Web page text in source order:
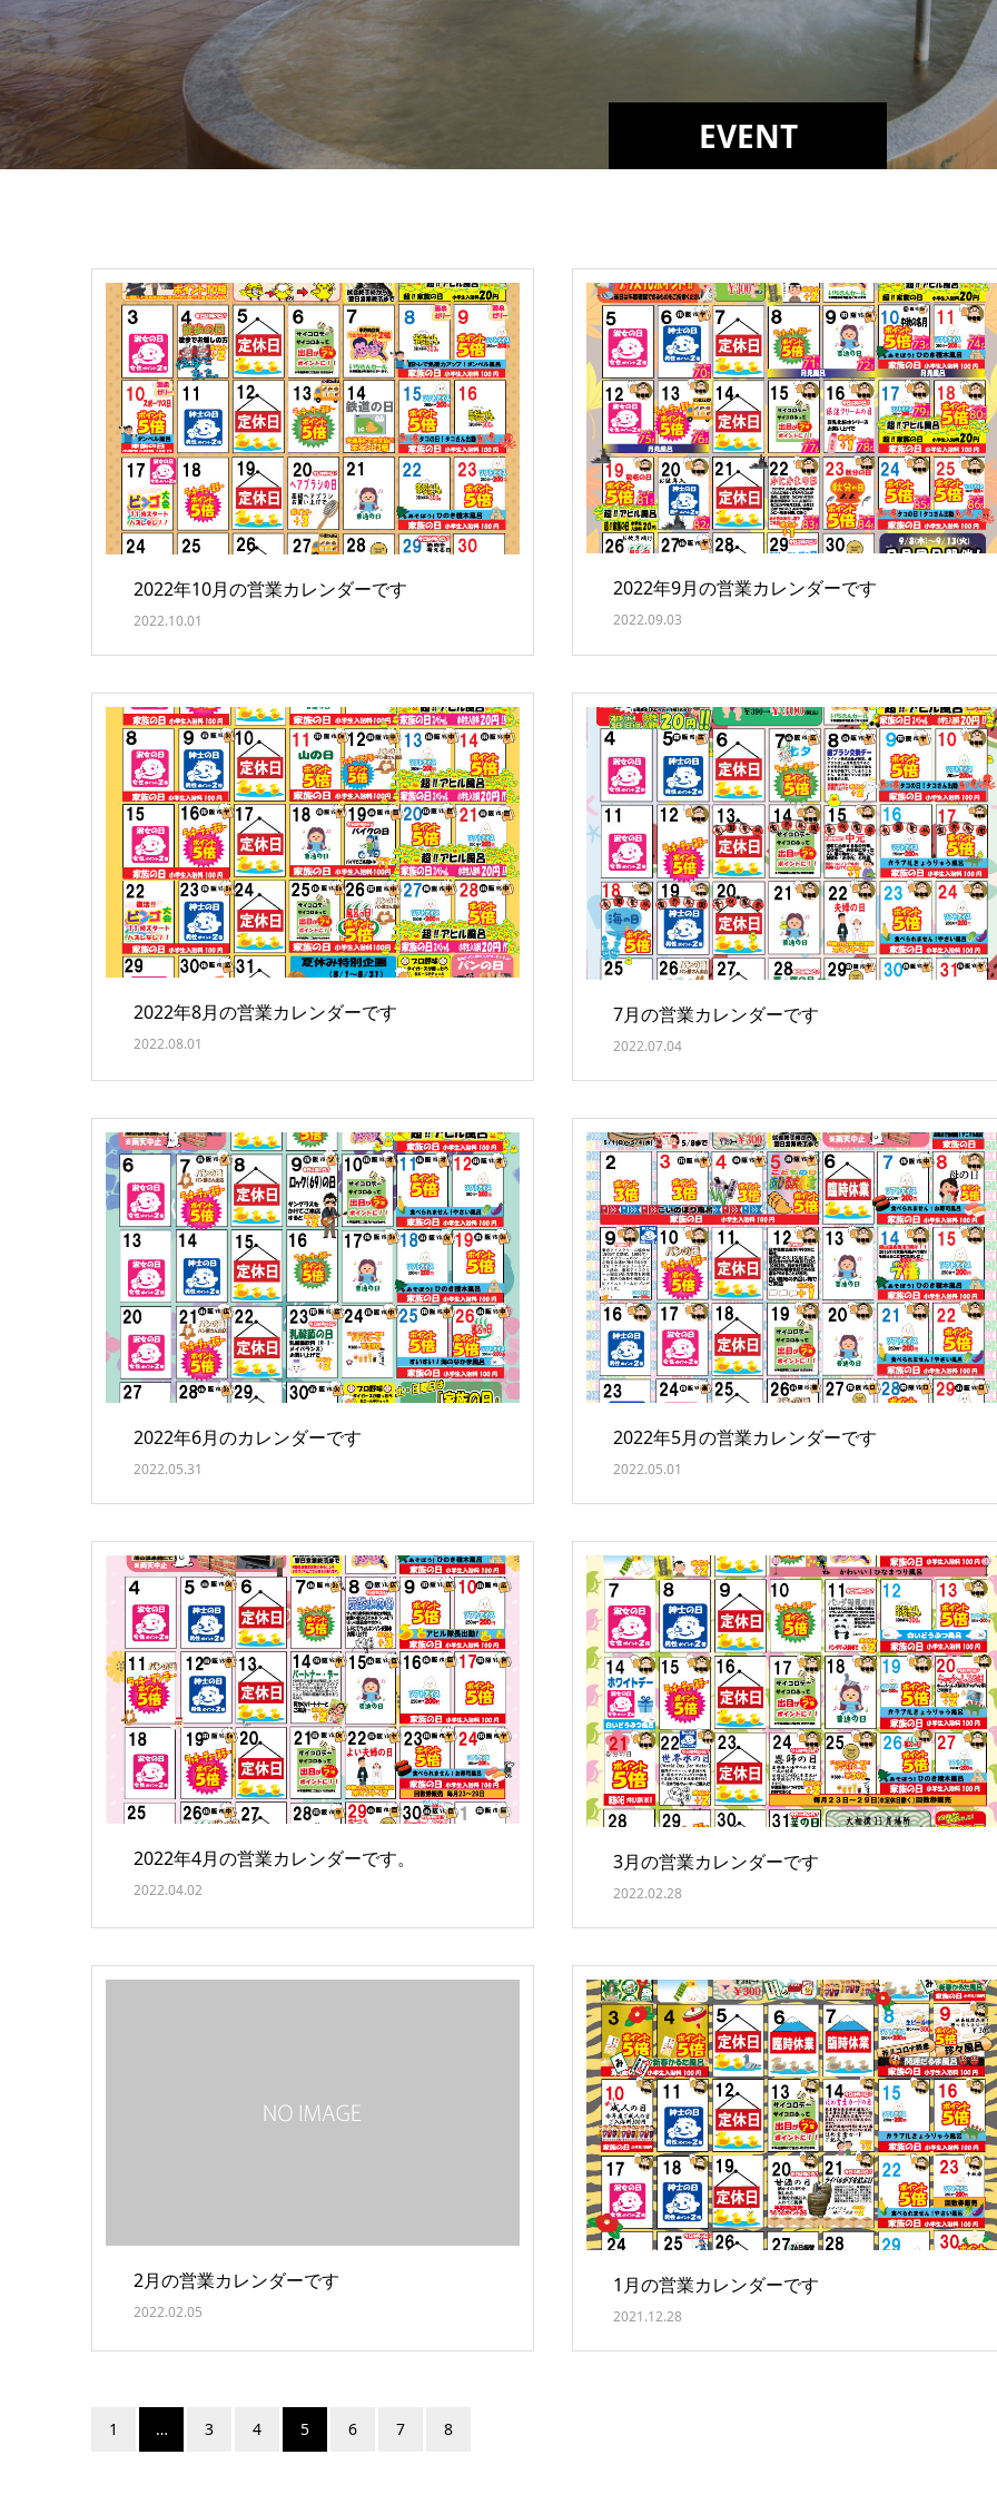
EVENT
2022年10月の営業カレンダーです
2022.10.01
2022年9月の営業カレンダーです
2022.09.03
2022年8月の営業カレンダーです
2022.08.01
7月の営業カレンダーです
2022.07.04
2022年6月のカレンダーです
2022.05.31
2022年5月の営業カレンダーです
2022.05.01
2022年4月の営業カレンダーです。
2022.04.02
3月の営業カレンダーです
2022.02.28
2月の営業カレンダーです
2022.02.05
1月の営業カレンダーです
2021.12.28
1 … 3 4 5 6 7 8